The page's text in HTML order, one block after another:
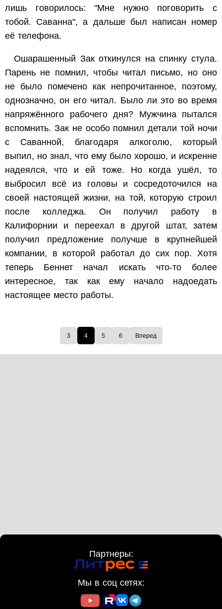
лишь говорилось: "Мне нужно поговорить с
тобой. Саванна", а дальше был написан номер
её телефона.
Ошарашенный Зак откинулся на спинку стула.
Парень не помнил, чтобы читал письмо, но оно
не было помечено как непрочитанное, поэтому,
однозначно, он его читал. Было ли это во время
напряжённого рабочего дня? Мужчина пытался
вспомнить. Зак не особо помнил детали той ночи
с Саванной, благодаря алкоголю, который
выпил, но знал, что ему было хорошо, и искренне
надеялся, что и ей тоже. Но когда ушёл, то
выбросил всё из головы и сосредоточился на
своей настоящей жизни, на той, которую строил
после колледжа. Он получил работу в
Калифорнии и переехал в другой штат, затем
получил предложение получше в крупнейшей
компании, в которой работал до сих пор. Хотя
теперь Беннет начал искать что-то более
интересное, так как ему начало надоедать
настоящее место работы.
3 4 5 6 Вперед
Партнеры:
Мы в соц сетях: